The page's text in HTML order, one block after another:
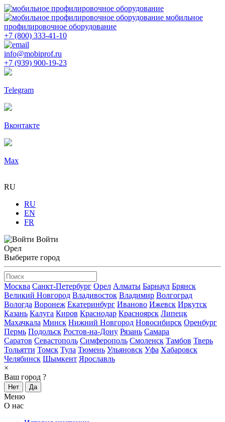
мобильное
профилировочное оборудование
+7 (800) 333-41-10
info@mobiprof.ru
+7 (939) 900-19-23
Telegram
Вконтакте
Max
RU
RU
EN
FR
Войти
Орел
Выберите город
Москва Санкт-Петербург Орел Алматы Барнаул Брянск
Великий Новгород Владивосток Владимир Волгоград
Вологда Воронеж Екатеринбург Иваново Ижевск Иркутск
Казань Калуга Киров Краснодар Красноярск Липецк
Махачкала Минск Нижний Новгород Новосибирск Оренбург
Пермь Подольск Ростов-на-Дону Рязань Самара
Саратов Севастополь Симферополь Смоленск Тамбов Тверь
Тольятти Томск Тула Тюмень Ульяновск Уфа Хабаровск
Челябинск Шымкент Ярославль
×
Ваш город ?
Нет Да
Меню
О нас